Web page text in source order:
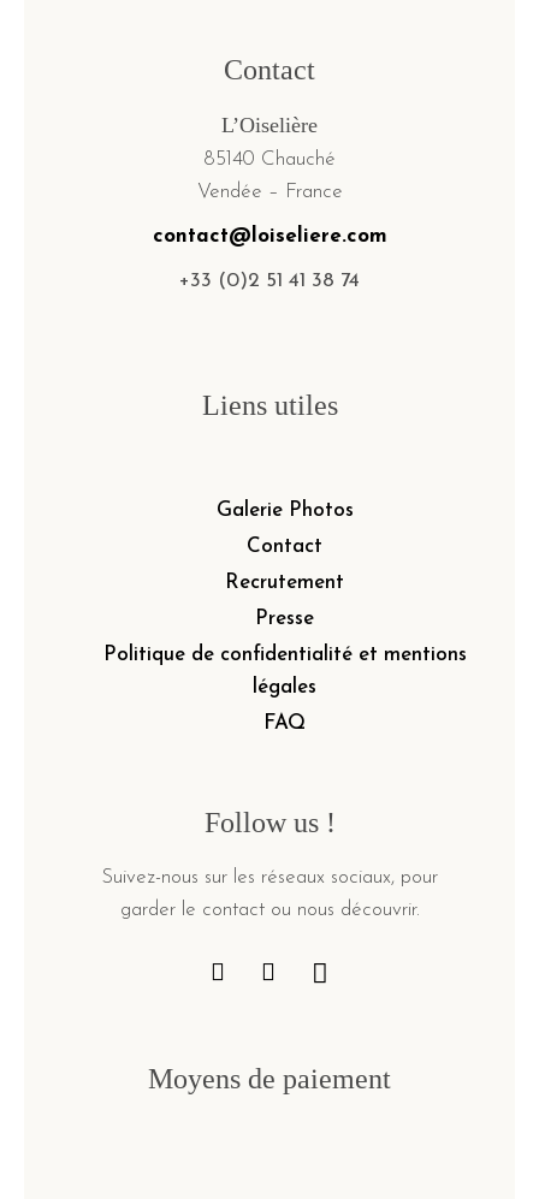
Contact
L’Oiselière
85140 Chauché
Vendée – France
contact@loiseliere.com
+33 (0)2 51 41 38 74
Liens utiles
Galerie Photos
Contact
Recrutement
Presse
Politique de confidentialité et mentions
légales
FAQ
Follow us !
Suivez-nous sur les réseaux sociaux, pour
garder le contact ou nous découvrir.
Moyens de paiement